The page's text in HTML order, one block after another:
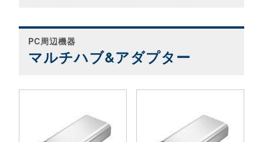
PC周辺機器
マルチハブ&アダプター